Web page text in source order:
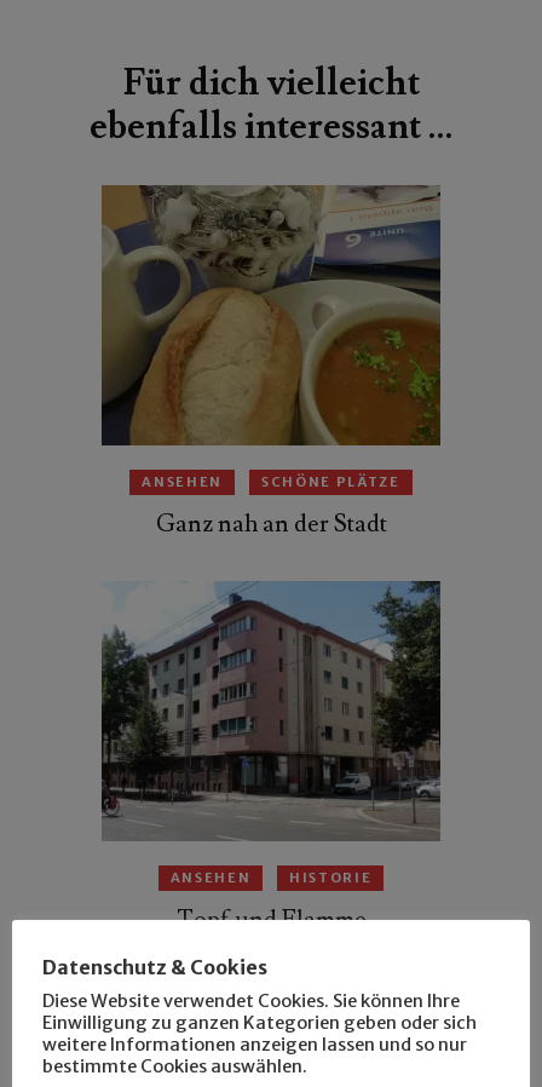
Für dich vielleicht
ebenfalls interessant …
ANSEHEN SCHÖNE PLÄTZE
Ganz nah an der Stadt
ANSEHEN HISTORIE
Topf und Flamme
Datenschutz & Cookies
Diese Website verwendet Cookies. Sie können Ihre
Einwilligung zu ganzen Kategorien geben oder sich
weitere Informationen anzeigen lassen und so nur
bestimmte Cookies auswählen.